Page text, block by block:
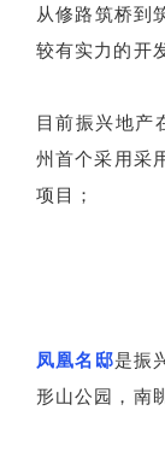
从修路筑桥到
较有实力的开
目前振兴地产
州首个采用采
项目；
凤凰名邸是振
形山公园，南